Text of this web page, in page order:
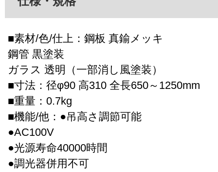
■素材/色/仕上：鋼板 真鍮メッキ
鋼管 黒塗装
ガラス 透明（一部消し風塗装）
■寸法：径φ90 高310 全長650～1250mm
■重量：0.7kg
■機能/他：●吊高さ調節可能
●AC100V
●光源寿命40000時間
●調光器併用不可